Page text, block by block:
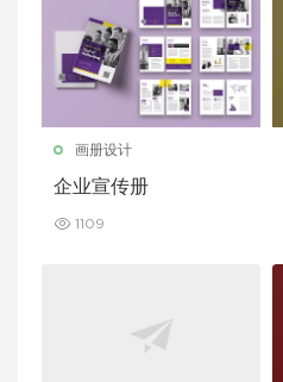
画册设计
企业宣传册
1109